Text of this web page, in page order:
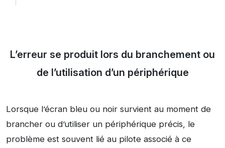
L’erreur se produit lors du branchement ou
de l’utilisation d’un périphérique
Lorsque l’écran bleu ou noir survient au moment de
brancher ou d’utiliser un périphérique précis, le
problème est souvent lié au pilote associé à ce